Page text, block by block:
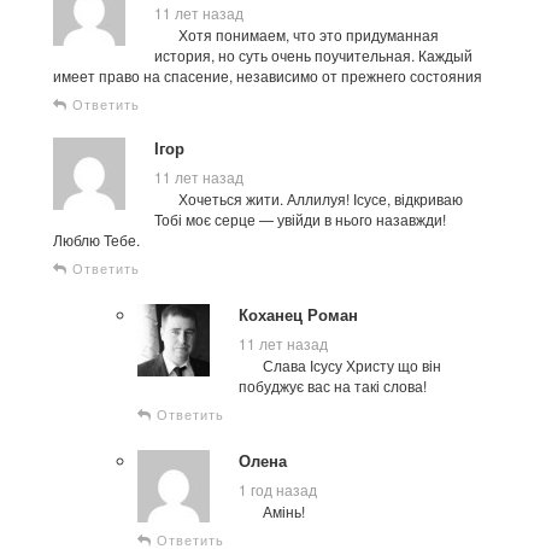
11 лет назад
Хотя понимаем, что это придуманная
история, но суть очень поучительная. Каждый
имеет право на спасение, независимо от прежнего состояния
Ответить
Ігор
11 лет назад
Хочеться жити. Аллилуя! Ісусе, відкриваю
Тобі моє серце — увійди в нього назавжди!
Люблю Тебе.
Ответить
Коханец Роман
11 лет назад
Слава Ісусу Христу що він
побуджує вас на такі слова!
Ответить
Олена
1 год назад
Амінь!
Ответить